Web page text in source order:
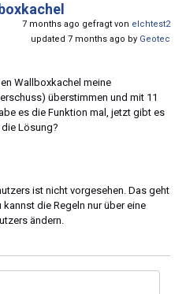
7 months ago gefragt von elchtest2
updated 7 months ago by Geotec
Wallboxkachel meine
überstimmen und mit 11
es die Funktion mal, jetzt gibt es
Lösung?
ist nicht vorgesehen. Das geht
die Regeln nur über eine
ändern.